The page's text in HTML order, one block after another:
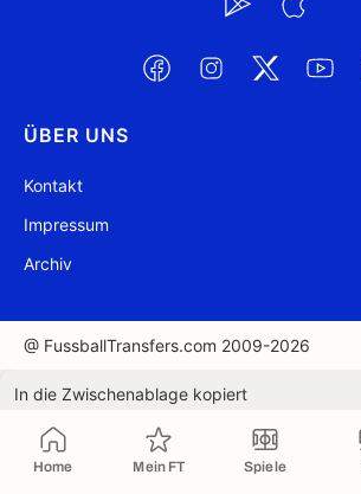
Home Mein FT Spiele
ÜBER UNS
Kontakt
Impressum
Archiv
@ FussballTransfers.com 2009-2026
In die Zwischenablage kopiert